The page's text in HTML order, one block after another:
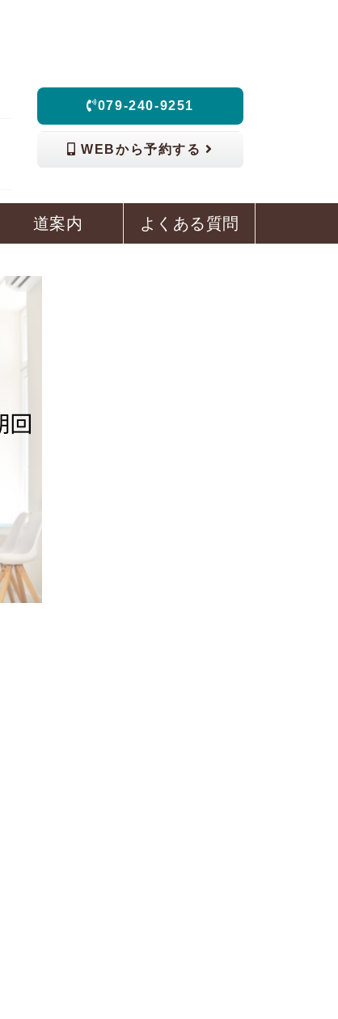
079-240-9251
WEBから予約する
道案内 よくある質問